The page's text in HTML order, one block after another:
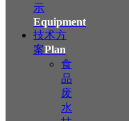
示
Equipment
技术方
案Plan
食
品
废
水